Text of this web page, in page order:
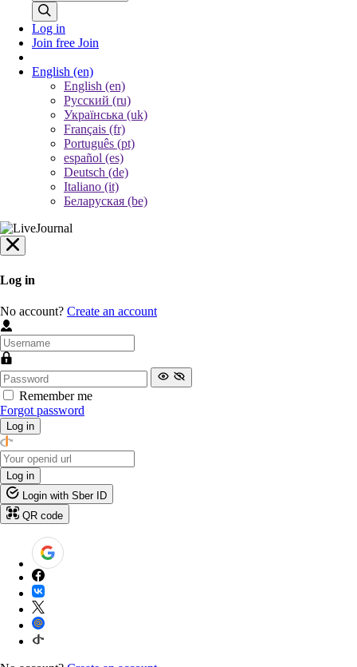
Log in
Join free Join
English (en)
English (en)
Русский (ru)
Українська (uk)
Français (fr)
Português (pt)
español (es)
Deutsch (de)
Italiano (it)
Беларуская (be)
Log in
No account? Create an account
Remember me
Forgot password
Log in
Log in
Login with Sber ID
QR code